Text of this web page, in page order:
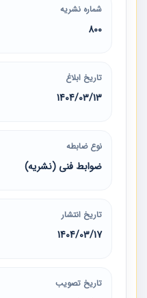
شماره نشریه
800
تاریخ ابلاغ
1404/03/13
نوع ضابطه
ضوابط فنی (نشریه)
تاریخ انتشار
1404/03/17
تاریخ تصویب